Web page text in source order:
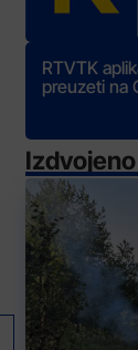
RTVTK
preuzeti na
Izdvojeno